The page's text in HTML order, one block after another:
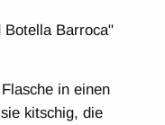
in einen
kitschig, die